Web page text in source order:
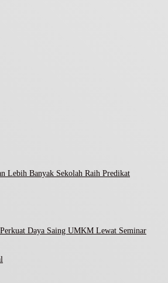
Lebih Banyak Sekolah Raih Predikat
Daya Saing UMKM Lewat Seminar